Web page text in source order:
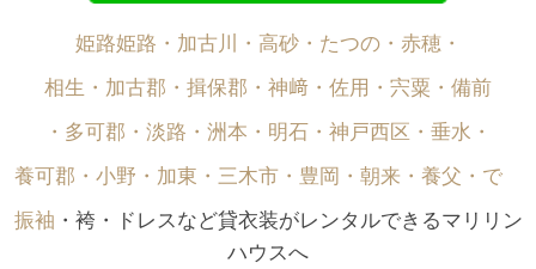
姫路姫路・加古川・高砂・たつの・赤穂・
相生・加古郡・揖保郡・神﨑・佐用・宍粟・備前
・多可郡・淡路・洲本・明石・神戸西区・垂水・
養可郡・小野・加東・三木市・豊岡・朝来・養父・で゙
振袖 ・袴・ドレスなど貸衣装がレンタルできるマリリン
ハウスへ